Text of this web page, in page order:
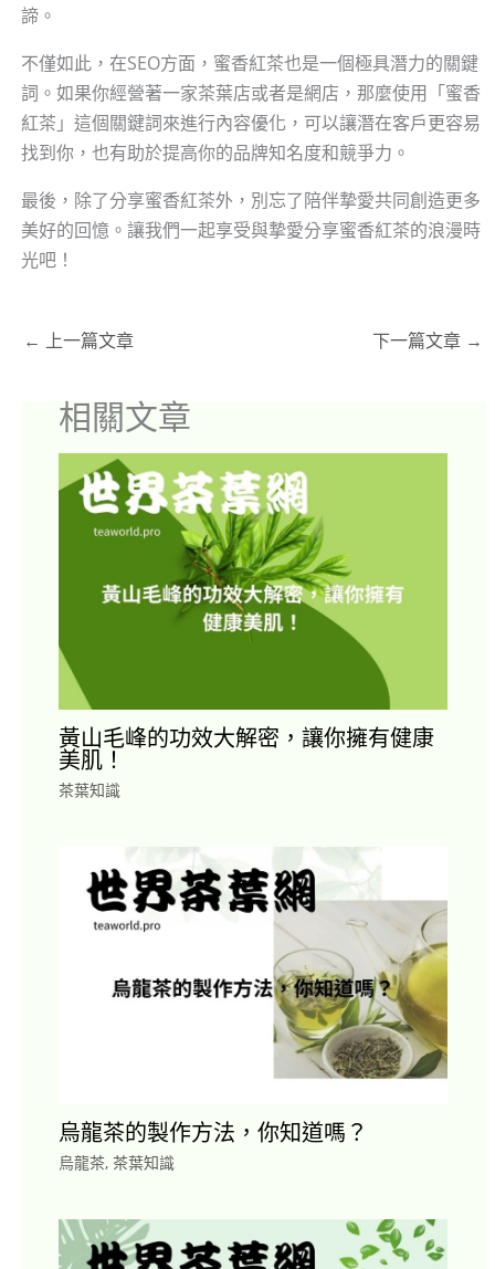
諦。
不僅如此，在SEO方面，蜜香紅茶也是一個極具潛力的關鍵
詞。如果你經營著一家茶葉店或者是網店，那麼使用「蜜香
紅茶」這個關鍵詞來進行內容優化，可以讓潛在客戶更容易
找到你，也有助於提高你的品牌知名度和競爭力。
最後，除了分享蜜香紅茶外，別忘了陪伴摯愛共同創造更多
美好的回憶。讓我們一起享受與摯愛分享蜜香紅茶的浪漫時
光吧！
← 上一篇文章 下一篇文章 →
相關文章
黃山毛峰的功效大解密，讓你擁有健康
美肌！
茶葉知識
烏龍茶的製作方法，你知道嗎？
烏龍茶, 茶葉知識